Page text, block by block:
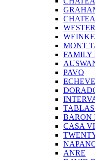
MONT
FAMILY
PAVO
BARON
CASA
ANRE